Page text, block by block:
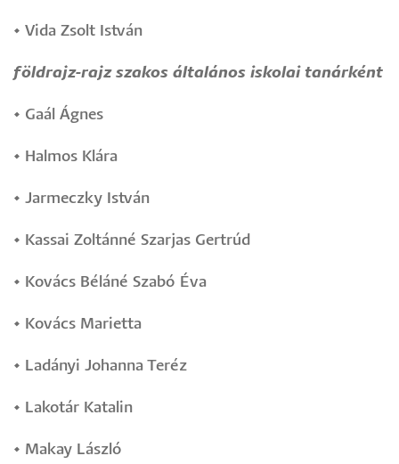
• Vida Zsolt István
földrajz-rajz szakos általános iskolai tanárként
• Gaál Ágnes
• Halmos Klára
• Jarmeczky István
• Kassai Zoltánné Szarjas Gertrúd
• Kovács Béláné Szabó Éva
• Kovács Marietta
• Ladányi Johanna Teréz
• Lakotár Katalin
• Makay László